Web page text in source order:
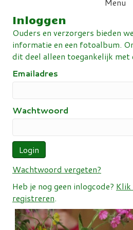
Inloggen
Ouders en verzorgers bieden
informatie en een fotoalbum.
dit deel alleen toegankelijk met
Emailadres
Wachtwoord
Wachtwoord vergeten?
Heb je nog geen inlogcode? Klik
registreren.